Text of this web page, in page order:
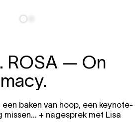
ROSA — On
baken van hoop, een keynote-
+ nagesprek met Lisa